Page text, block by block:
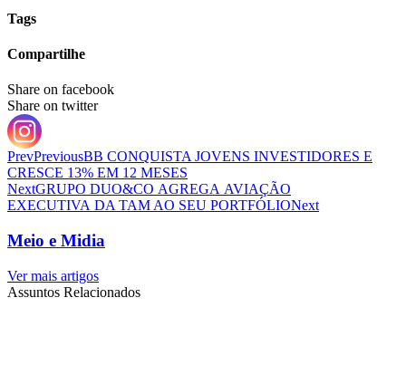
Tags
Compartilhe
Share on facebook
Share on twitter
PrevPreviousBB CONQUISTA JOVENS INVESTIDORES E
CRESCE 13% EM 12 MESES
NextGRUPO DUO&CO AGREGA AVIAÇÃO
EXECUTIVA DA TAM AO SEU PORTFÓLIONext
Meio e Midia
Ver mais artigos
Assuntos Relacionados